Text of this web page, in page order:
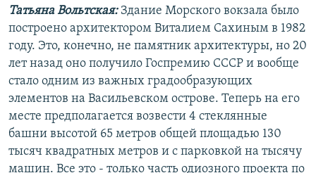
Татьяна Вольтская: Здание Морского вокзала было
построено архитектором Виталием Сахиным в 1982
году. Это, конечно, не памятник архитектуры, но 20
лет назад оно получило Госпремию СССР и вообще
стало одним из важных градообразующих
элементов на Васильевском острове. Теперь на его
месте предполагается возвести 4 стеклянные
башни высотой 65 метров общей площадью 130
тысяч квадратных метров и с парковкой на тысячу
машин. Все это - только часть одиозного проекта по